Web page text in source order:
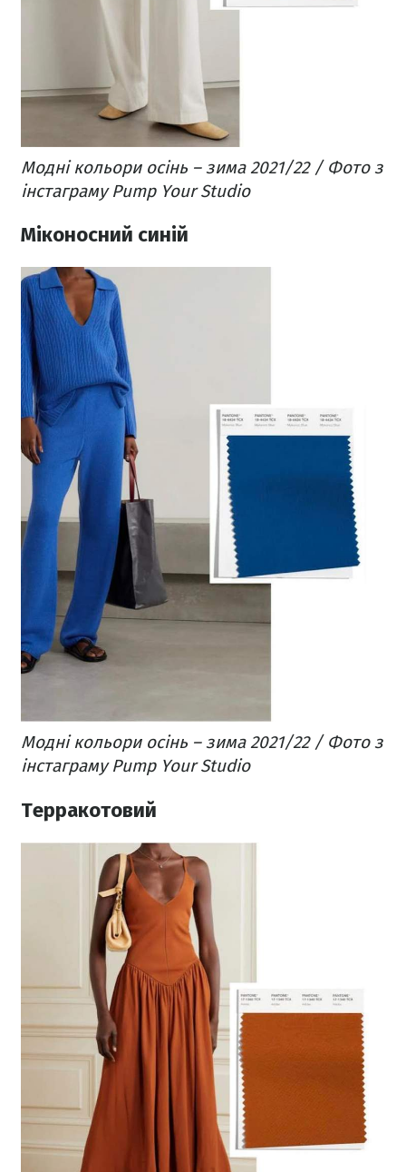
Модні кольори осінь – зима 2021/22 / Фото з
інстаграму Pump Your Studio
Міконосний синій
Модні кольори осінь – зима 2021/22 / Фото з
інстаграму Pump Your Studio
Терракотовий